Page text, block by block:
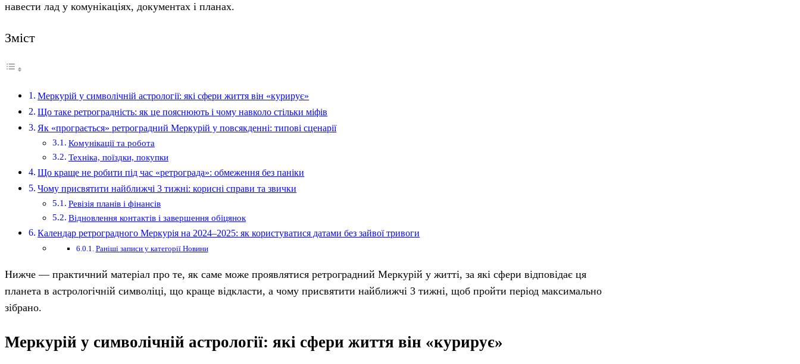
навести лад у комунікаціях, документах і планах.
Зміст
Меркурій у символічній астрології: які сфери життя він «курирує»
Що таке ретроградність: як це пояснюють і чому навколо стільки міфів
Як «програється» ретроградний Меркурій у повсякденні: типові сценарії
Комунікації та робота
Техніка, поїздки, покупки
Що краще не робити під час «ретрограда»: обмеження без паніки
Чому присвятити найближчі 3 тижні: корисні справи та звички
Ревізія планів і фінансів
Відновлення контактів і завершення обіцянок
Календар ретроградного Меркурія на 2024–2025: як користуватися датами без зайвої тривоги
Раніші записи у категорії Новини
Нижче — практичний матеріал про те, як саме може проявлятися ретроградний Меркурій у житті, за які сфери відповідає ця
планета в астрологічній символіці, що краще відкласти, а чому присвятити найближчі 3 тижні, щоб пройти період максимально
зібрано.
Меркурій у символічній астрології: які сфери життя він «курирує»